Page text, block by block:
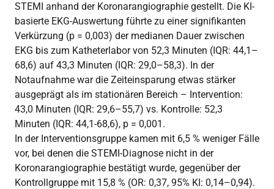
STEMI anhand der Koronarangiographie gestellt. Die KI-
basierte EKG-Auswertung führte zu einer signifikanten
Verkürzung (p = 0,003) der medianen Dauer zwischen
EKG bis zum Katheterlabor von 52,3 Minuten (IQR: 44,1–
68,6) auf 43,3 Minuten (IQR: 29,0–58,3). In der
Notaufnahme war die Zeiteinsparung etwas stärker
ausgeprägt als im stationären Bereich – Intervention:
43,0 Minuten (IQR: 29,6–55,7) vs. Kontrolle: 52,3
Minuten (IQR: 44,1-68,6), p = 0,001.
In der Interventionsgruppe kamen mit 6,5 % weniger Fälle
vor, bei denen die STEMI-Diagnose nicht in der
Koronarangiographie bestätigt wurde, gegenüber der
Kontrollgruppe mit 15,8 % (OR: 0,37, 95% KI: 0,14–0,94).